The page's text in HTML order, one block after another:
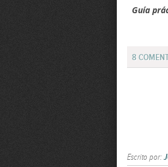
Guía
8
Escrito por: